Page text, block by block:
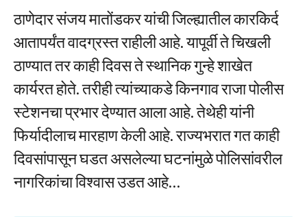
ठाणेदार संजय मातोंडकर यांची जिल्ह्यातील कारकिर्द
आतापर्यंत वादग्रस्त राहीली आहे. यापूर्वी ते चिखली
ठाण्यात तर काही दिवस ते स्थानिक गुन्हे शाखेत
कार्यरत होते. तरीही त्यांच्याकडे किनगाव राजा पोलीस
स्टेशनचा प्रभार देण्यात आला आहे. तेथेही यांनी
फिर्यादीलाच मारहाण केली आहे. राज्यभरात गत काही
दिवसांपासून घडत असलेल्या घटनांमुळे पोलिसांवरील
नागरिकांचा विश्वास उडत आहे…